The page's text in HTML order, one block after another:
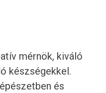
mérnök, kiváló
készségekkel.
és